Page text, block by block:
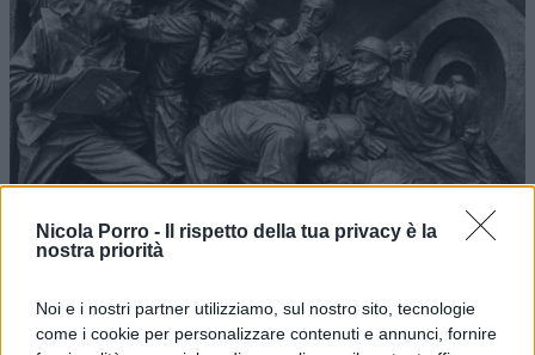
Nicola Porro -
Il rispetto della tua privacy è la
nostra priorità
Noi e i nostri partner utilizziamo, sul nostro sito, tecnologie
come i cookie per personalizzare contenuti e annunci, fornire
Voglia di lavorare meno, meglio e